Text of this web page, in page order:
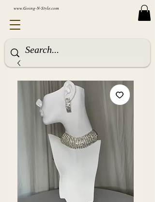
www.Going-N-Style.com